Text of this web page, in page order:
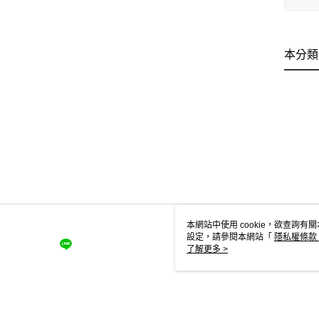
本分
本網站中使用 cookie，欲查詢有
設定，請參閱本網站「 隱私權條款
使用 cookie。
了解更多 >